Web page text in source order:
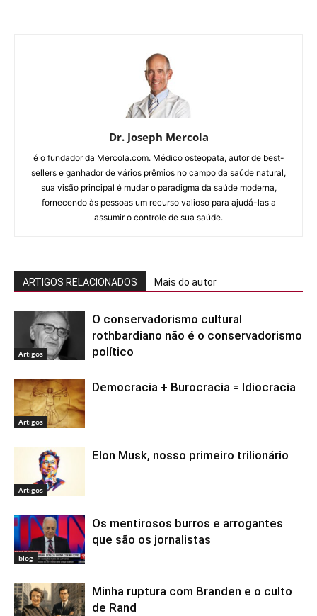
Dr. Joseph Mercola
é o fundador da Mercola.com. Médico osteopata, autor de best-
sellers e ganhador de vários prêmios no campo da saúde natural,
sua visão principal é mudar o paradigma da saúde moderna,
fornecendo às pessoas um recurso valioso para ajudá-las a
assumir o controle de sua saúde.
ARTIGOS RELACIONADOS Mais do autor
Artigos
O conservadorismo cultural
rothbardiano não é o conservadorismo
político
Artigos
Democracia + Burocracia = Idiocracia
Artigos
Elon Musk, nosso primeiro trilionário
blog
Os mentirosos burros e arrogantes
que são os jornalistas
Minha ruptura com Branden e o culto
de Rand